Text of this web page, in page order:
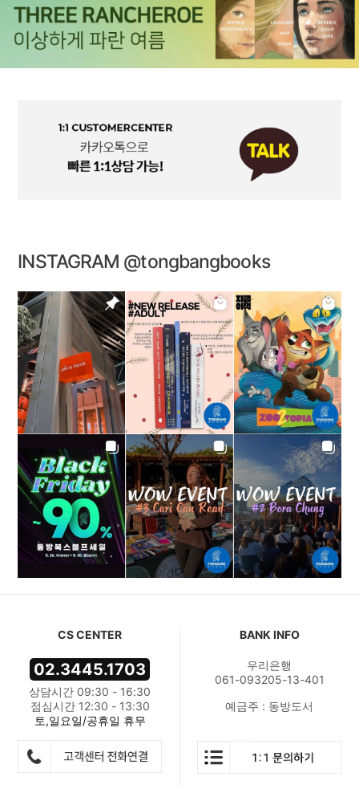
INSTAGRAM @tongbangbooks
CS CENTER
02.3445.1703
상담시간 09:30 - 16:30
점심시간 12:30 - 13:30
토,일요일/공휴일 휴무
BANK INFO
우리은행
061-093205-13-401
예금주 : 동방도서